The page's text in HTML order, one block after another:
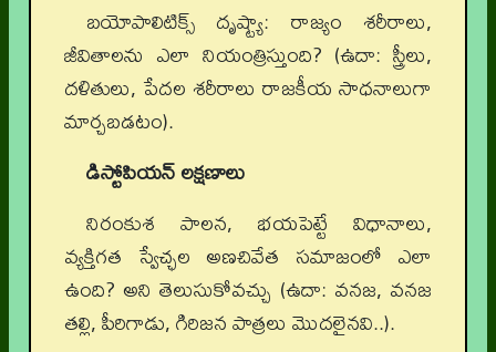
బయోపాలిటిక్స్ దృష్ట్యా: రాజ్యం శరీరాలు,
జీవితాలను ఎలా నియంత్రిస్తుంది? (ఉదా: స్త్రీలు,
దళితులు, పేదల శరీరాలు రాజకీయ సాధనాలుగా
మార్చబడటం).
డిస్టోపియన్ లక్షణాలు
నిరంకుశ పాలన, భయపెట్టే విధానాలు,
వ్యక్తిగత స్వేచ్ఛల అణచివేత సమాజంలో ఎలా
ఉంది? అని తెలుసుకోవచ్చు (ఉదా: వనజ, వనజ
తల్లి, పీరిగాడు, గిరిజన పాత్రలు మొదలైనవి..).